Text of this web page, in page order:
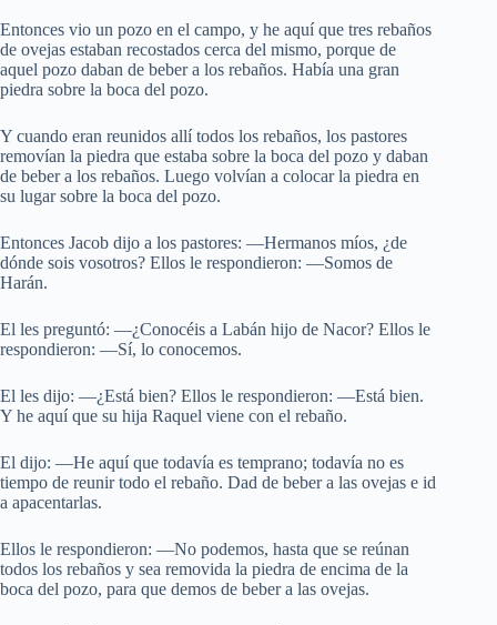
Entonces vio un pozo en el campo, y he aquí que tres rebaños
de ovejas estaban recostados cerca del mismo, porque de
aquel pozo daban de beber a los rebaños. Había una gran
piedra sobre la boca del pozo.
Y cuando eran reunidos allí todos los rebaños, los pastores
removían la piedra que estaba sobre la boca del pozo y daban
de beber a los rebaños. Luego volvían a colocar la piedra en
su lugar sobre la boca del pozo.
Entonces Jacob dijo a los pastores: —Hermanos míos, ¿de
dónde sois vosotros? Ellos le respondieron: —Somos de
Harán.
El les preguntó: —¿Conocéis a Labán hijo de Nacor? Ellos le
respondieron: —Sí, lo conocemos.
El les dijo: —¿Está bien? Ellos le respondieron: —Está bien.
Y he aquí que su hija Raquel viene con el rebaño.
El dijo: —He aquí que todavía es temprano; todavía no es
tiempo de reunir todo el rebaño. Dad de beber a las ovejas e id
a apacentarlas.
Ellos le respondieron: —No podemos, hasta que se reúnan
todos los rebaños y sea removida la piedra de encima de la
boca del pozo, para que demos de beber a las ovejas.